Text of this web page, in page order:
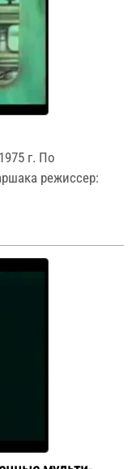
г. По
режиссер: